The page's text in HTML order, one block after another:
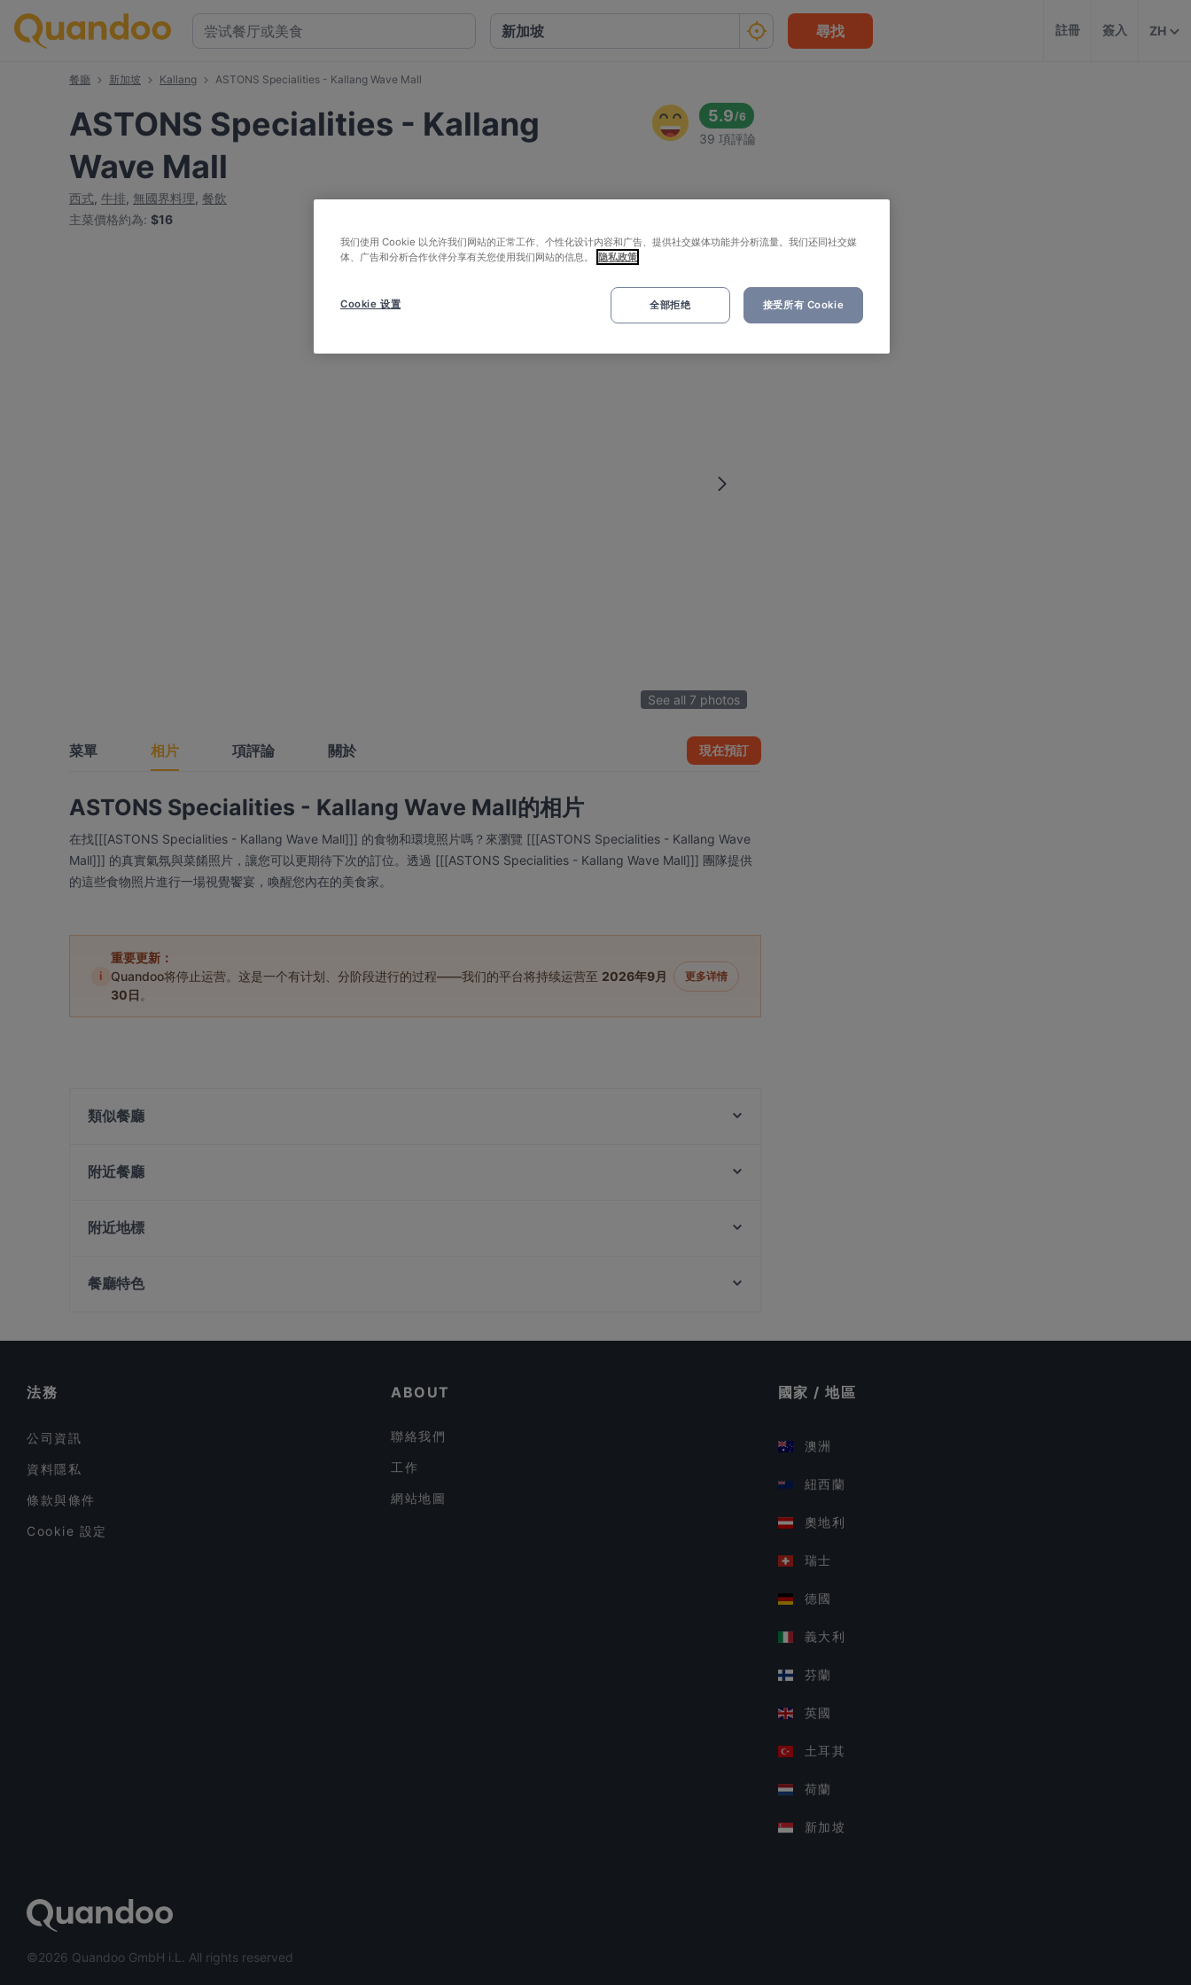
尋找 註冊 簽入 ZH
餐廳 新加坡 Kallang ASTONS Specialities - Kallang Wave Mall
ASTONS Specialities - Kallang
Wave Mall
西式, 牛排, 無國界料理, 餐飲
主菜價格約為: $16
5.9/6
39 項評論
See all 7 photos
菜單 相片 項評論 關於 現在預訂
ASTONS Specialities - Kallang Wave Mall的相片
在找[[[ASTONS Specialities - Kallang Wave Mall]]] 的食物和環境照片嗎？來瀏覽 [[[ASTONS Specialities - Kallang Wave
Mall]]] 的真實氣氛與菜餚照片，讓您可以更期待下次的訂位。透過 [[[ASTONS Specialities - Kallang Wave Mall]]] 團隊提供
的這些食物照片進行一場視覺饗宴，喚醒您內在的美食家。
i
重要更新：
Quandoo将停止运营。这是一个有计划、分阶段进行的过程——我们的平台将持续运营至 2026年9月
30日 。
更多详情
類似餐廳
BBQ Box - Geylang
Yaleju Dong Bei Huo Guo 雅樂居東北火鍋
附近餐廳
Fan Hua Restaurant 繁花私房菜
Lighthouse Bistro
附近地標
Singapore Repertory Theatre, 新加坡
餐廳特色
在 新加坡 的 休閒餐廳
在 新加坡 的 親子友善餐廳
法務
公司資訊
資料隱私
條款與條件
Cookie 設定
ABOUT
聯絡我們
工作
網站地圖
國家 / 地區
澳洲
紐西蘭
奧地利
瑞士
德國
義大利
芬蘭
英國
土耳其
荷蘭
新加坡
©2026 Quandoo GmbH i.L. All rights reserved
我们使用 Cookie 以允许我们网站的正常工作、个性化设计内容和广告、提供社交媒体功能并分析流量。我们还同社交媒
体、广告和分析合作伙伴分享有关您使用我们网站的信息。
隐私政策
全部拒绝 接受所有 Cookie
Cookie 设置